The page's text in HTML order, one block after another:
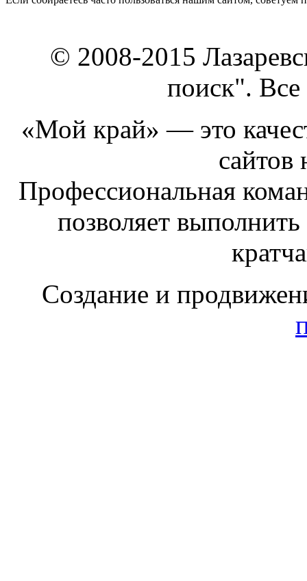
© 2008-2015
поиск".
«Мой край» — это
сайтов
Профессиональная
позволяет
Создание и